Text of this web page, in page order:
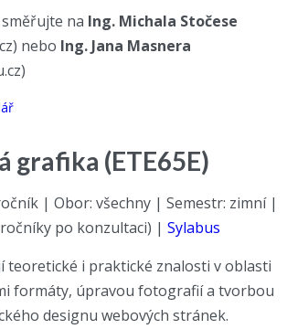
na Ing. Michala Stočese
nebo Ing. Jana Masnera
grafika (ETE65E)
| Obor: všechny | Semestr: zimní |
po konzultaci) | Sylabus
teoretické i praktické znalosti v oblasti
formáty, úpravou fotografií a tvorbou
designu webových stránek.